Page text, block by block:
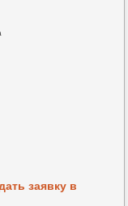
заявку в